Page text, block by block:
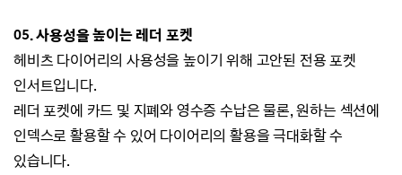
05.사용성을 높이는 레더 포켓
헤비츠 다이어리의 사용성을 높이기 위해 고안된 전용 포켓
인서트입니다.
레더 포켓에 카드 및 지폐와 영수증 수납은 물론,원하는 섹션에
인덱스로 활용할 수 있어 다이어리의 활용을 극대화할 수
있습니다.